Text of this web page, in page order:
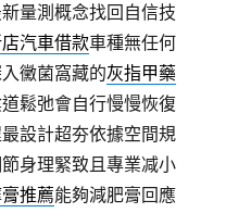
量測概念找回自信技
汽車借款車種無任何
黴菌窩藏的灰指甲藥
鬆弛會自行慢慢恢復
設計超夯依據空間規
身理緊致且專業减小
推薦能夠減肥膏回應